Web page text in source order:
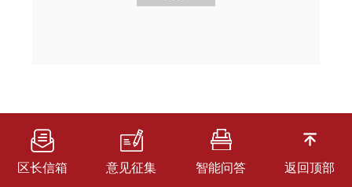
区长信箱 意见征集 智能问答 返回顶部